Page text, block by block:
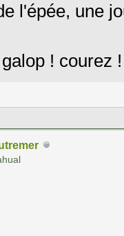
l'épée, une
! courez